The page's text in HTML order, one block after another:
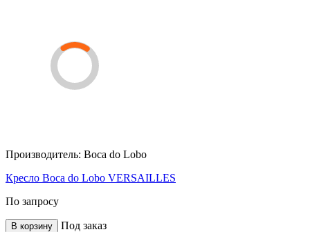
Производитель: Boca do Lobo
Кресло Boca do Lobo VERSAILLES
По запросу
В корзину Под заказ